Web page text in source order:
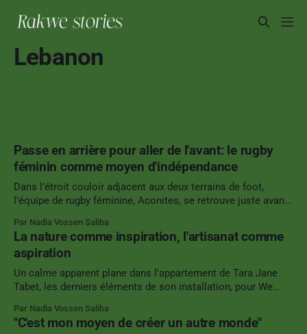
Lebanon
Passe en arrière pour aller de l'avant: le rugby
féminin comme moyen d'indépendance
Dans l’étroit couloir adjacent aux deux terrains de foot,
l’équipe de rugby féminine, Aconites, se retrouve juste avant
l’équipe s’est rassemblé. La fondatrice et assistante coach ,
Sarah Kanaan, bras en bandoulière, blessée lors d’un
Par Nadia Vossen Saliba
La nature comme inspiration, l'artisanat comme
aspiration
Un calme apparent plane dans l'appartement de Tara Jane
Tabet, les derniers éléments de son installation, pour We
lieux emblématiques de la ville regroupant des artistes aux
pratiques variées. Artiste libanaise, de retour au pays après 8
Par Nadia Vossen Saliba
"C'est mon moyen de créer un autre monde"